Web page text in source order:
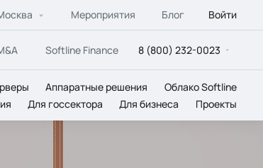
Мероприятия Блог Войти
Softline Finance 8 (800) 232-0023
Аппаратные решения
Облако Softline
Для госсектора Для бизнеса Проекты